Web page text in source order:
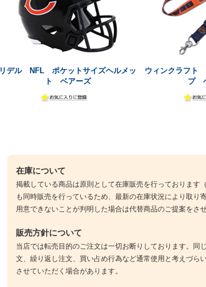
リデル NFL ポケットサイズヘルメッ
ト ベアーズ
ウィンクラフト
プ
在庫について
掲載している商品は原則として在庫販売を行っております
も同時販売を行っているため、最新の在庫状況により取
用意できないことが判明した場合は代替商品のご提案をさ
販売方針について
当店では転売目的のご注文は一切お断りしております。同
文、繰り返し注文、買い占め行為など通常使用と考えづら
させていただく場合があります。